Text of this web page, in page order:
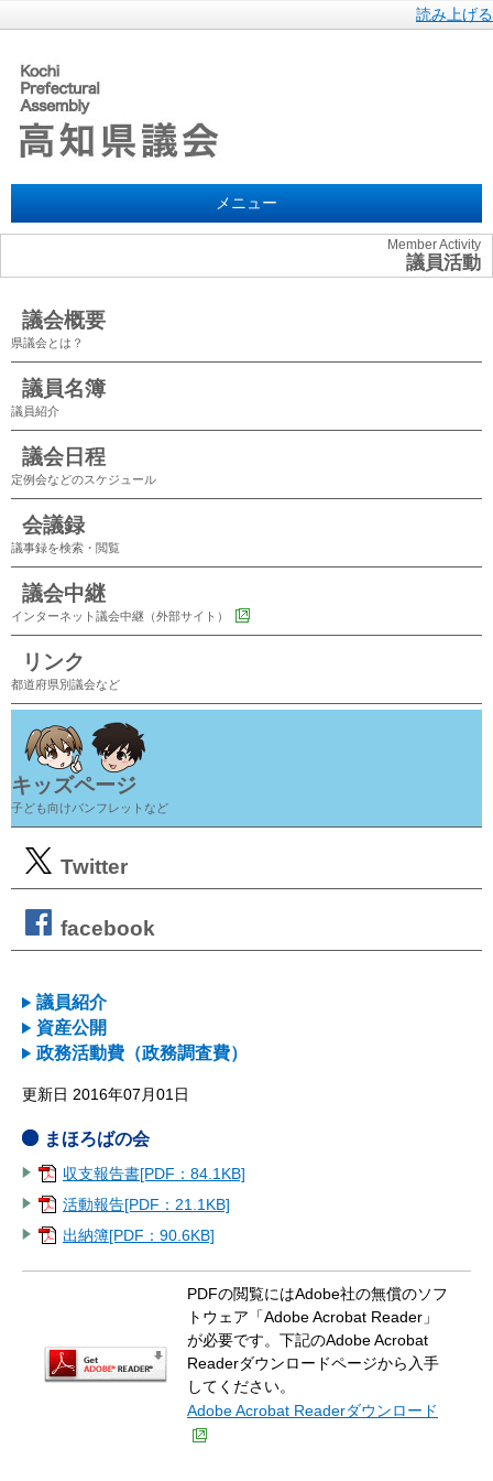
読み上げる
メニュー
Member Activity
議員活動
議会概要
県議会とは？
議員名簿
議員紹介
議会日程
定例会などのスケジュール
会議録
議事録を検索・閲覧
議会中継
インターネット議会中継（外部サイト）
リンク
都道府県別議会など
キッズページ
子ども向けパンフレットなど
Twitter
facebook
議員紹介
資産公開
政務活動費（政務調査費）
更新日 2016年07月01日
まほろばの会
収支報告書[PDF：84.1KB]
活動報告[PDF：21.1KB]
出納簿[PDF：90.6KB]
PDFの閲覧にはAdobe社の無償のソフ
トウェア「Adobe Acrobat Reader」
が必要です。下記のAdobe Acrobat
Readerダウンロードページから入手
してください。
Adobe Acrobat Readerダウンロード